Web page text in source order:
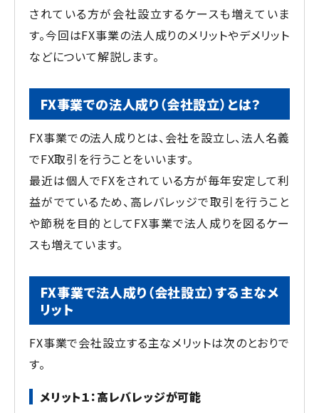
されている方が会社設立するケースも増えていま
す。今回はFX事業の法人成りのメリットやデメリット
などについて解説します。
FX事業での法人成り（会社設立）とは？
FX事業での法人成りとは、会社を設立し、法人名義
でFX取引を行うことをいいます。
最近は個人でFXをされている方が毎年安定して利
益がでているため、高レバレッジで取引を行うこと
や節税を目的としてFX事業で法人成りを図るケー
スも増えています。
FX事業で法人成り（会社設立）する主なメ
リット
FX事業で会社設立する主なメリットは次のとおりで
す。
メリット１：高レバレッジが可能